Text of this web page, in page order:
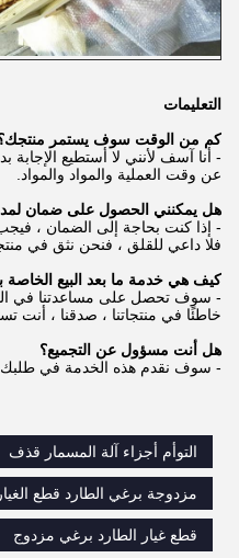
التعليمات
كم من الوقت سوف يستمر
- أنا آسف لأنني لا أستطيع
عن وقت العملية والمواد والمواد.
هل يمكنني الحصول على ضمان
- إذا كنت بحاجة إلى الضمان ،
فلا داعي للقلق ، فنحن نثق في
كيف هي خدمة ما بعد البيع الخاصة
- سوف تحصل على مساعدتنا في
خاطئًا في منتجاتنا ، صدقنا ، أنت
هل أنت مسؤول عن التجميع؟
- سوف نقدم هذه الخدمة في طلبك.
التوأم أجزاء آلة المسمار قذف
مزدوجة برغي الطارد قطع
قطع غيار الطارد برغي مزدوج